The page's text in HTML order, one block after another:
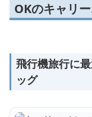
OKのキャリ
飛行機旅行に
ッグ